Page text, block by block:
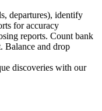
departures), identify
for accuracy
reports. Count bank
Balance and drop
discoveries with our